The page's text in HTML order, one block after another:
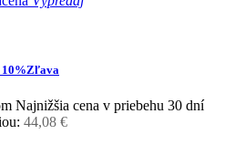
10%Zľava
Najnižšia cena v priebehu 30 dní
44,08 €